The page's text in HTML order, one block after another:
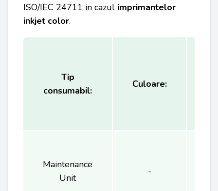
ISO/IEC 24711 in cazul imprimantelor
inkjet color.
Tip
consumabil:
Culoare:
Maintenance
Unit
-